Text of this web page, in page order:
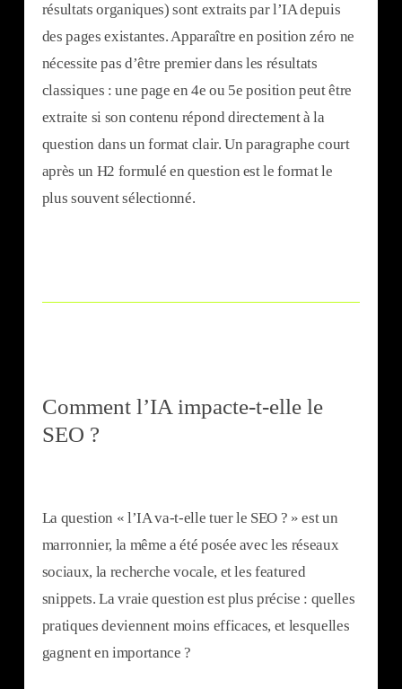
résultats organiques) sont extraits par l’IA depuis
des pages existantes. Apparaître en position zéro ne
nécessite pas d’être premier dans les résultats
classiques : une page en 4e ou 5e position peut être
extraite si son contenu répond directement à la
question dans un format clair. Un paragraphe court
après un H2 formulé en question est le format le
plus souvent sélectionné.
Comment l’IA impacte-t-elle le
SEO ?
La question « l’IA va-t-elle tuer le SEO ? » est un
marronnier, la même a été posée avec les réseaux
sociaux, la recherche vocale, et les featured
snippets. La vraie question est plus précise : quelles
pratiques deviennent moins efficaces, et lesquelles
gagnent en importance ?